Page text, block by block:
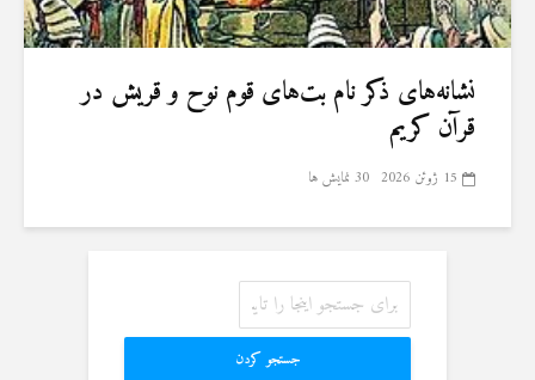
نشانه‌های ذکر نام بت‌های قوم نوح و قریش در
قرآن کریم
15 ژوئن 2026 30 نمایش ها
جستجو کردن